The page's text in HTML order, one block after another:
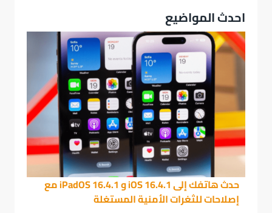
احدث المواضيع
حدث هاتفك إلى iOS 16.4.1 و iPadOS 16.4.1 مع
إصلاحات للثغرات الأمنية المستغلة